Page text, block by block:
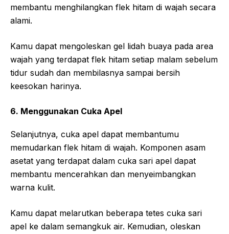
membantu menghilangkan flek hitam di wajah secara
alami.
Kamu dapat mengoleskan gel lidah buaya pada area
wajah yang terdapat flek hitam setiap malam sebelum
tidur sudah dan membilasnya sampai bersih
keesokan harinya.
6. Menggunakan Cuka Apel
Selanjutnya, cuka apel dapat membantumu
memudarkan flek hitam di wajah. Komponen asam
asetat yang terdapat dalam cuka sari apel dapat
membantu mencerahkan dan menyeimbangkan
warna kulit.
Kamu dapat melarutkan beberapa tetes cuka sari
apel ke dalam semangkuk air. Kemudian, oleskan